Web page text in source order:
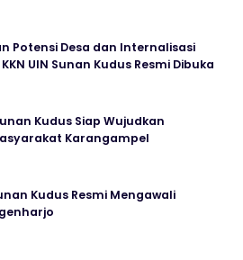
Potensi Desa dan Internalisasi
UIN Sunan Kudus Resmi Dibuka
Kudus Siap Wujudkan
Karangampel
Kudus Resmi Mengawali